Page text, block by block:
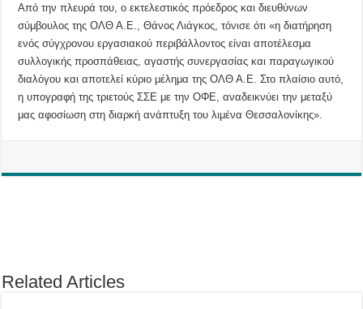
Από την πλευρά του, ο εκτελεστικός πρόεδρος και διευθύνων
σύμβουλος της ΟΛΘ Α.Ε., Θάνος Λιάγκος, τόνισε ότι «η διατήρηση
ενός σύγχρονου εργασιακού περιβάλλοντος είναι αποτέλεσμα
συλλογικής προσπάθειας, αγαστής συνεργασίας και παραγωγικού
διαλόγου και αποτελεί κύριο μέλημα της ΟΛΘ Α.Ε. Στο πλαίσιο αυτό,
η υπογραφή της τριετούς ΣΣΕ με την ΟΦΕ, αναδεικνύει την μεταξύ
μας αφοσίωση στη διαρκή ανάπτυξη του λιμένα Θεσσαλονίκης».
Related Articles